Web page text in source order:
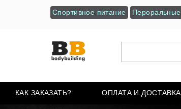
Спортивное питание Пероральные
КАК ЗАКАЗАТЬ? ОПЛАТА И ДОСТАВКА